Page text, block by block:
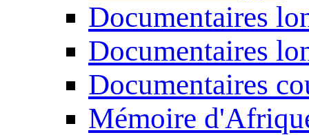
Documentaires
Documentaires
Documentaires
Mémoire